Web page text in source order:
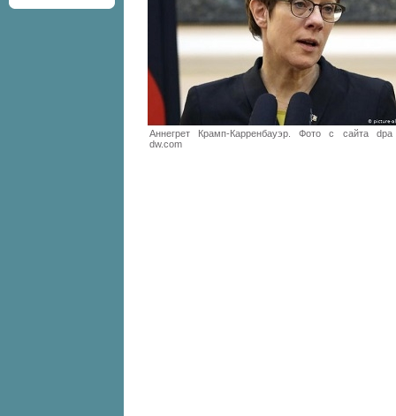
Аннегрет Крамп-Карренбауэр. Фото с сайта
dw.com